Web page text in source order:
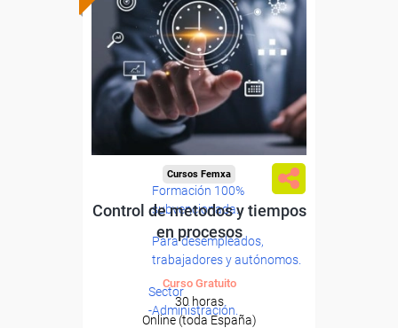
Formación 100%
subvencionada.
Para desempleados,
trabajadores y autónomos.
Sector
-Administración.
Cursos Femxa
Control de metodos y tiempos
en procesos
Curso Gratuito
30 horas
Online (toda España)